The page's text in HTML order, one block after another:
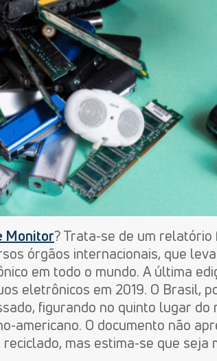
Monitor? Trata-se de um
órgãos internacionais, que
em todo o mundo. A última
eletrônicos em 2019. O Brasil,
figurando no quinto lugar do
americano. O documento não
mas estima-se que seja